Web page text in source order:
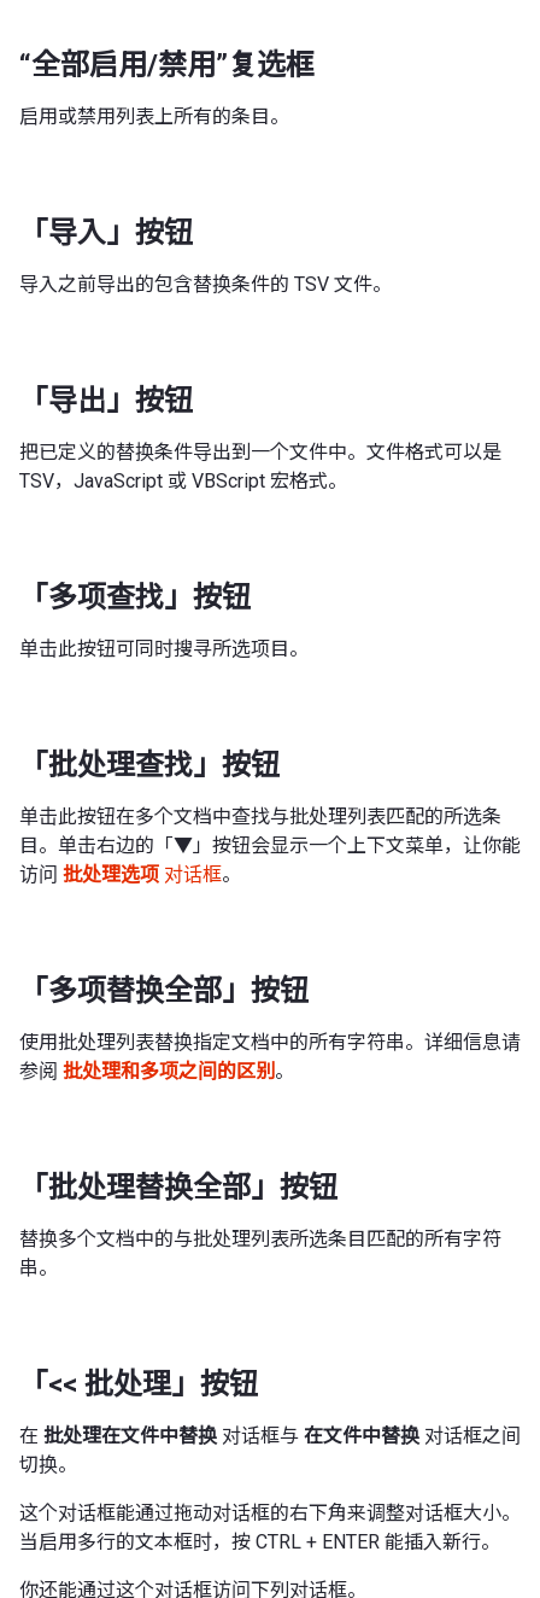
“全部启用/禁用”复选框
启用或禁用列表上所有的条目。
「导入」按钮
导入之前导出的包含替换条件的 TSV 文件。
「导出」按钮
把已定义的替换条件导出到一个文件中。文件格式可以是
TSV，JavaScript 或 VBScript 宏格式。
「多项查找」按钮
单击此按钮可同时搜寻所选项目。
「批处理查找」按钮
单击此按钮在多个文档中查找与批处理列表匹配的所选条
目。单击右边的「▼」按钮会显示一个上下文菜单，让你能
访问 批处理选项 对话框。
「多项替换全部」按钮
使用批处理列表替换指定文档中的所有字符串。详细信息请
参阅 批处理和多项之间的区别 。
「批处理替换全部」按钮
替换多个文档中的与批处理列表所选条目匹配的所有字符
串。
「<< 批处理」按钮
在 批处理在文件中替换 对话框与 在文件中替换 对话框之间
切换。
这个对话框能通过拖动对话框的右下角来调整对话框大小。
当启用多行的文本框时，按 CTRL + ENTER 能插入新行。
你还能通过这个对话框访问下列对话框。